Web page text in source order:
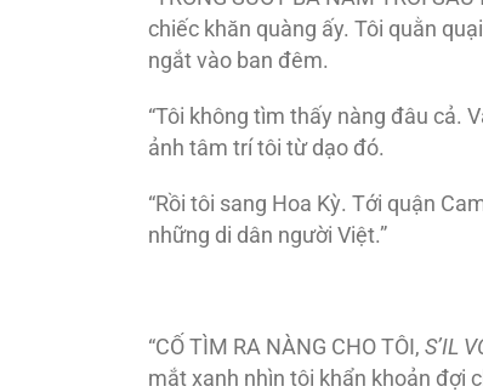
chiếc khăn quàng ấy. Tôi quằn
ngắt vào ban đêm.
“Tôi không tìm thấy nàng đâu cả.
ảnh tâm trí tôi từ dạo đó.
“Rồi tôi sang Hoa Kỳ. Tới quận
những di dân người Việt.”
“CỐ TÌM RA NÀNG CHO TÔI, S’IL
mắt xanh nhìn tôi khẩn khoản đợi